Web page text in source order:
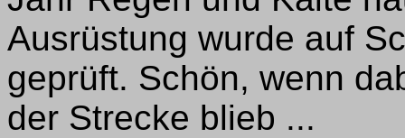
Ausrüstung wurde auf
geprüft. Schön, wenn
der Strecke blieb ...